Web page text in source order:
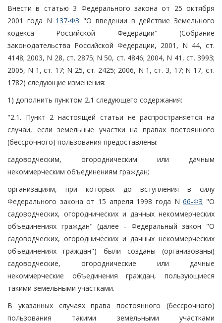
Внести в статью 3 Федерального закона от 25 октября
2001 года N 137-ФЗ "О введении в действие Земельного
кодекса Российской Федерации" (Собрание
законодательства Российской Федерации, 2001, N 44, ст.
4148; 2003, N 28, ст. 2875; N 50, ст. 4846; 2004, N 41, ст. 3993;
2005, N 1, ст. 17; N 25, ст. 2425; 2006, N 1, ст. 3, 17; N 17, ст.
1782) следующие изменения:
1) дополнить пунктом 2.1 следующего содержания:
"2.1. Пункт 2 настоящей статьи не распространяется на
случаи, если земельные участки на правах постоянного
(бессрочного) пользования предоставлены:
садоводческим, огородническим или дачным
некоммерческим объединениям граждан;
организациям, при которых до вступления в силу
Федерального закона от 15 апреля 1998 года N66-ФЗ "О
садоводческих, огороднических и дачных некоммерческих
объединениях граждан" (далее - Федеральный закон "О
садоводческих, огороднических и дачных некоммерческих
объединениях граждан") были созданы (организованы)
садоводческие, огороднические или дачные
некоммерческие объединения граждан, пользующиеся
такими земельными участками.
В указанных случаях права постоянного (бессрочного)
пользования такими земельными участками